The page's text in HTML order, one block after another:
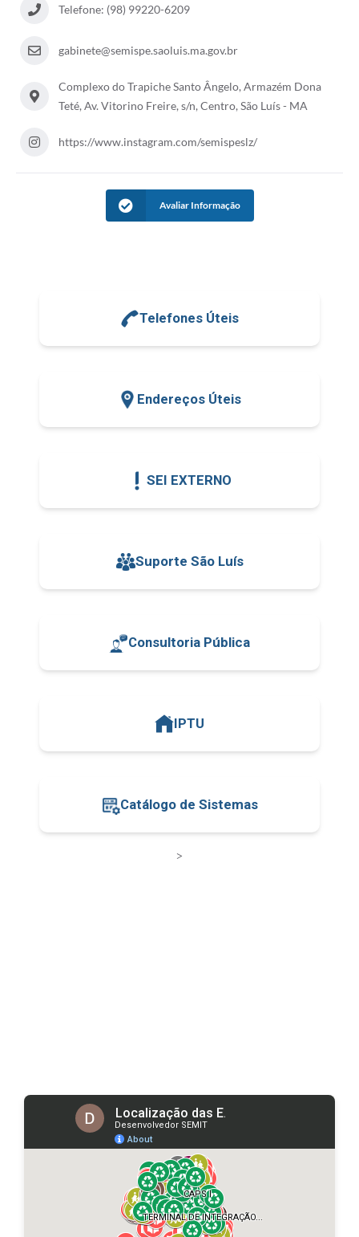
Telefone: (98) 99220-6209
gabinete@semispe.saoluis.ma.gov.br
Complexo do Trapiche Santo Ângelo, Armazém Dona
Teté, Av. Vitorino Freire, s/n, Centro, São Luís - MA
https://www.instagram.com/semispeslz/
Avaliar Informação
Telefones Úteis
Endereços Úteis
SEI EXTERNO
Suporte São Luís
Consultoria Pública
IPTU
Catálogo de Sistemas
>